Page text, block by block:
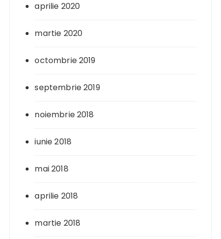
aprilie 2020
martie 2020
octombrie 2019
septembrie 2019
noiembrie 2018
iunie 2018
mai 2018
aprilie 2018
martie 2018